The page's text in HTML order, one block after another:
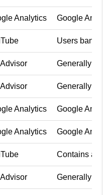
Analytics Google
Users
Generally
Generally
Analytics Google
Analytics Google
Contains an
Generally